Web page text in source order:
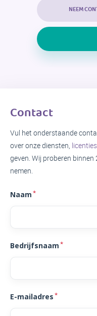
NEEM
Contact
Vul het onderstaande
over onze diensten,
geven. Wij proberen
nemen.
Naam *
Bedrijfsnaam *
E-mailadres *